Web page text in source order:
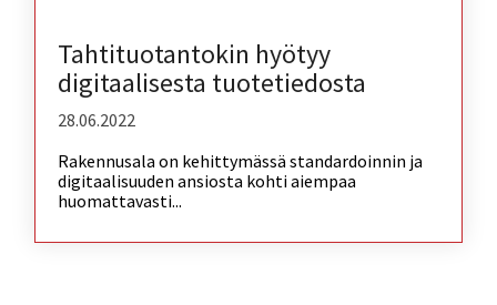
Tahtituotantokin hyötyy
digitaalisesta tuotetiedosta
28.06.2022
Rakennusala on kehittymässä standardoinnin ja
digitaalisuuden ansiosta kohti aiempaa
huomattavasti...